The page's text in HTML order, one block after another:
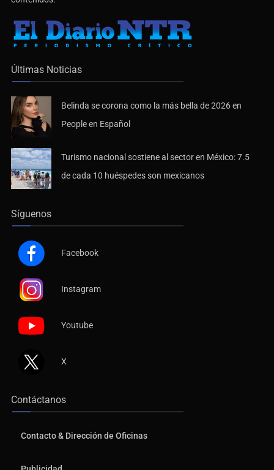
Últimas Noticias
Belinda se corona como la más bella de 2026 en
People en Español
Turismo nacional sostiene al sector en México: 7.5
de cada 10 huéspedes son mexicanos
Síguenos
Facebook
Instagram
Youtube
X
Contáctanos
Contacto & Dirección de Oficinas